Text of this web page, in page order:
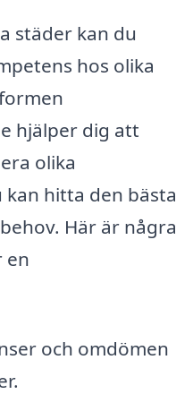
städer kan du
hos olika
hjälper dig att
olika
hitta den bästa
Här är några
en
och omdömen